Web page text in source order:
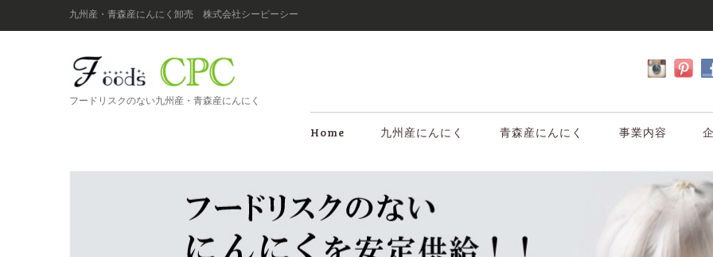
九州産・青森産にんにく卸売 株式会社シーピーシー
フードリスクのない九州産・青森産にんにく
Home 九州産にんにく 青森産にんにく 事業内容